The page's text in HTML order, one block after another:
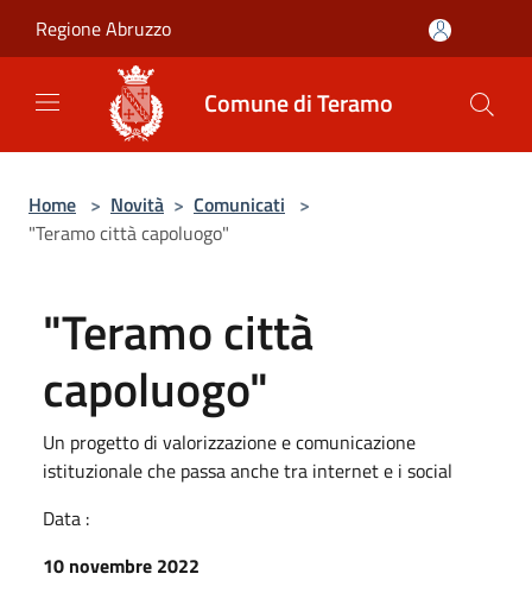
Regione Abruzzo
Comune di Teramo
Home > Novità > Comunicati >
"Teramo città capoluogo"
"Teramo città
capoluogo"
Un progetto di valorizzazione e comunicazione
istituzionale che passa anche tra internet e i social
Data :
10 novembre 2022